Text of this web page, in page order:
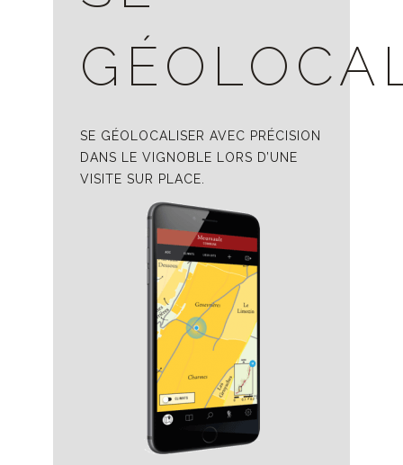
SE GÉOLOCALISER AVEC PRÉCISION
DANS LE VIGNOBLE LORS D’UNE
VISITE SUR PLACE.